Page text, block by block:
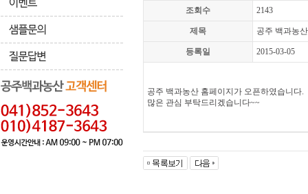
조회수 2143
제목 공주 백과농
등록일 2015-03-05
공주 백과농산 홈페이지가 오픈하였습니다.
많은 관심 부탁드리겠습니다~~